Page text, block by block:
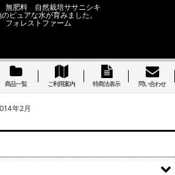
無肥料 自然栽培ササニシキ
ピュアな水が育みました。
フォレストファーム
商品一覧 ご利用案内 特商法表示 問い合わせ
年2月